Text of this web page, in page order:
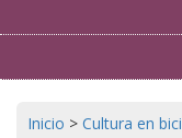
Inicio > Cultura en bici